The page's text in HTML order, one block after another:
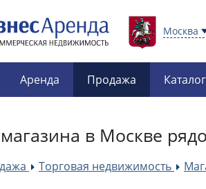
Москва
Аренда Продажа
в Москве
»
Торговая недвижимость »